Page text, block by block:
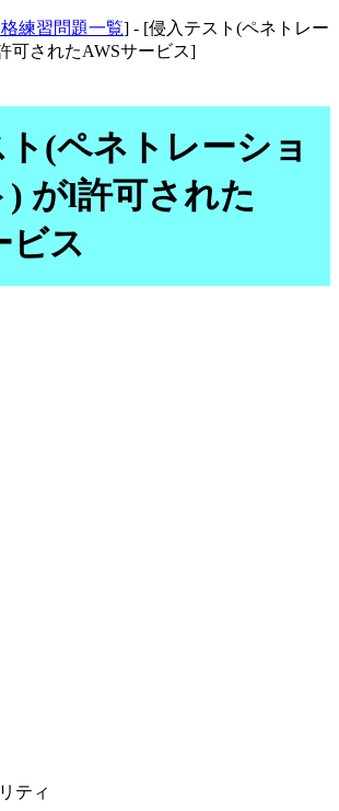
練習問題一覧] - [侵入テスト(ペネトレー
可されたAWSサービス]
(ペネトレーショ
) がl許可された
ビス
ティ